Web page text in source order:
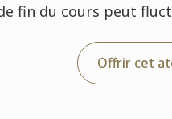
de fin du cours peut
Offrir cet